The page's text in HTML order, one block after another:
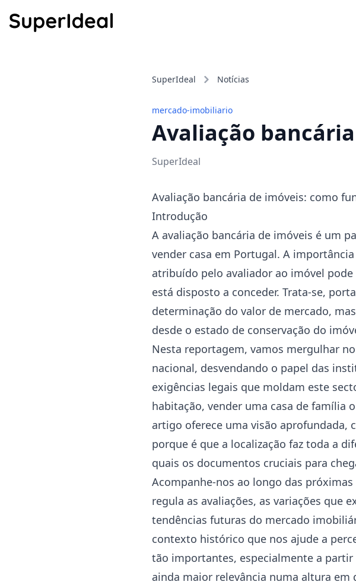
SuperIdeal Notícias
mercado-imobiliario
Avaliação
SuperIdeal
Avaliação bancária de imóveis: como
Introdução
A avaliação bancária de imóveis é um
vender casa em Portugal. A
atribuído pelo avaliador ao imóvel
está disposto a conceder. Trata-se,
determinação do valor de mercado,
desde o estado de conservação do
Nesta reportagem, vamos mergulhar
nacional, desvendando o papel das
exigências legais que moldam este
habitação, vender uma casa de família
artigo oferece uma visão
porque é que a localização faz toda a
quais os documentos cruciais para
Acompanhe-nos ao longo das
regula as avaliações, as variações que
tendências futuras do mercado
contexto histórico que nos ajude a
tão importantes, especialmente a
ainda maior relevância numa altura